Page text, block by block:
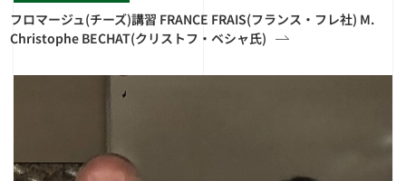
フロマージュ(チーズ)講習 FRANCE FRAIS(フランス・フレ社) M.
Christophe BECHAT(クリストフ・ベシャ氏)